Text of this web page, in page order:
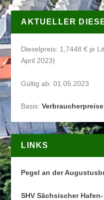
AKTUELLER
Dieselpreis: 1,7448 € je
April 2023)
Gültig ab: 01.05.2023
Basis:
LINKS
Pegel an der
SHV Sächsischer